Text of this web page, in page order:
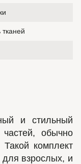
и стильный
обычно
комплект
для взрослых, и